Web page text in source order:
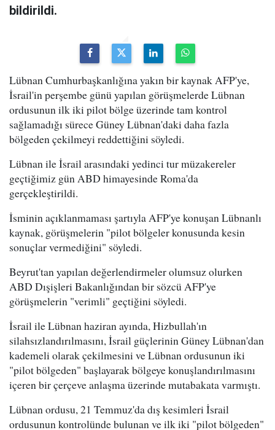
bildirildi.
Lübnan Cumhurbaşkanlığına yakın bir kaynak AFP'ye,
İsrail'in perşembe günü yapılan görüşmelerde Lübnan
ordusunun ilk iki pilot bölge üzerinde tam kontrol
sağlamadığı sürece Güney Lübnan'daki daha fazla
bölgeden çekilmeyi reddettiğini söyledi.
Lübnan ile İsrail arasındaki yedinci tur müzakereler
geçtiğimiz gün ABD himayesinde Roma'da
gerçekleştirildi.
İsminin açıklanmaması şartıyla AFP'ye konuşan Lübnanlı
kaynak, görüşmelerin "pilot bölgeler konusunda kesin
sonuçlar vermediğini" söyledi.
Beyrut'tan yapılan değerlendirmeler olumsuz olurken
ABD Dışişleri Bakanlığından bir sözcü AFP'ye
görüşmelerin "verimli" geçtiğini söyledi.
İsrail ile Lübnan haziran ayında, Hizbullah'ın
silahsızlandırılmasını, İsrail güçlerinin Güney Lübnan'dan
kademeli olarak çekilmesini ve Lübnan ordusunun iki
"pilot bölgeden" başlayarak bölgeye konuşlandırılmasını
içeren bir çerçeve anlaşma üzerinde mutabakata varmıştı.
Lübnan ordusu, 21 Temmuz'da dış kesimleri İsrail
ordusunun kontrolünde bulunan ve ilk iki "pilot bölgeden"